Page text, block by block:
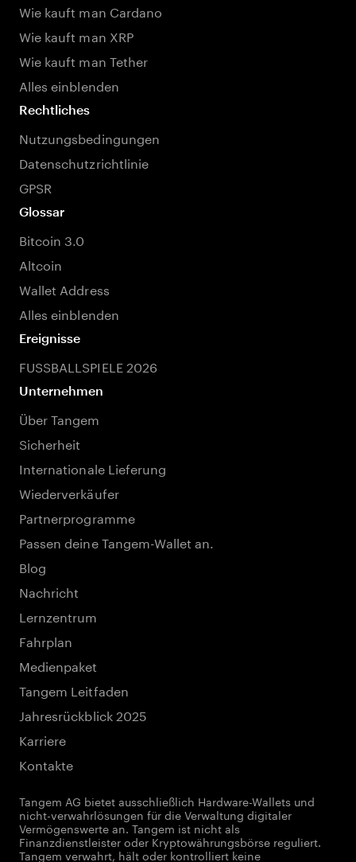
Wie kauft man Cardano
Wie kauft man XRP
Wie kauft man Tether
Alles einblenden
Rechtliches
Nutzungsbedingungen
Datenschutzrichtlinie
GPSR
Glossar
Bitcoin 3.0
Altcoin
Wallet Address
Alles einblenden
Ereignisse
FUSSBALLSPIELE 2026
Unternehmen
Über Tangem
Sicherheit
Internationale Lieferung
Wiederverkäufer
Partnerprogramme
Passen deine Tangem-Wallet an.
Blog
Nachricht
Lernzentrum
Fahrplan
Medienpaket
Tangem Leitfaden
Jahresrückblick 2025
Karriere
Kontakte
Tangem AG bietet ausschließlich Hardware-Wallets und
nicht-verwahrlösungen für die Verwaltung digitaler
Vermögenswerte an. Tangem ist nicht als
Finanzdienstleister oder Kryptowährungsbörse reguliert.
Tangem verwahrt, hält oder kontrolliert keine